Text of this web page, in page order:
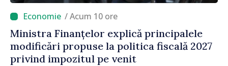
/ Acum 10 ore
Ministra Finanțelor explică principalele
modificări propuse la politica fiscală 2027
privind impozitul pe venit